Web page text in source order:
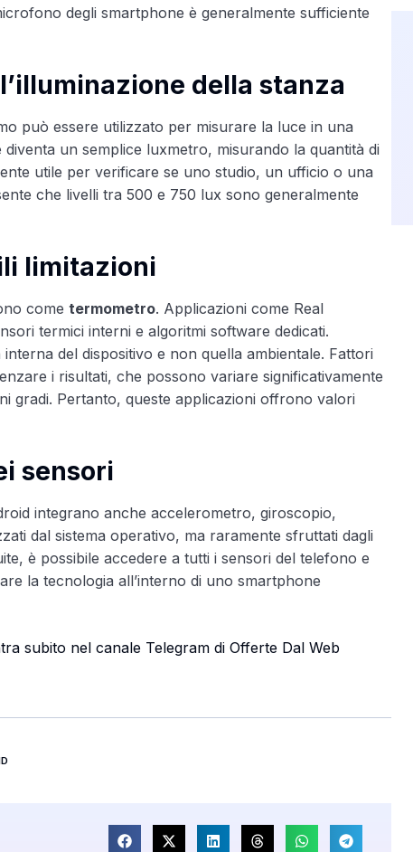
degli smartphone è generalmente sufficiente
della stanza
può essere utilizzato per misurare la luce in una
un semplice luxmetro, misurando la quantità di
utile per verificare se uno studio, un ufficio o una
che livelli tra 500 e 750 lux sono generalmente
limitazioni
come termometro. Applicazioni come Real
termici interni e algoritmi software dedicati.
del dispositivo e non quella ambientale. Fattori
i risultati, che possono variare significativamente
gradi. Pertanto, queste applicazioni offrono valori
sensori
integrano anche accelerometro, giroscopio,
dal sistema operativo, ma raramente sfruttati dagli
è possibile accedere a tutti i sensori del telefono e
la tecnologia all’interno di uno smartphone
subito nel canale Telegram di Offerte Dal Web